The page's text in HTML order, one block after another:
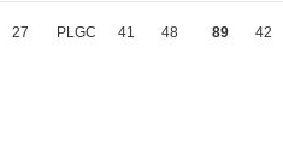
27 PLGC 41 48 89 42